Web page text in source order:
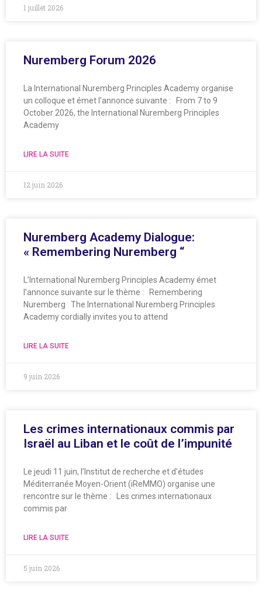
1 juillet 2026
Nuremberg Forum 2026
La International Nuremberg Principles Academy organise
un colloque et émet l’annonce suivante : From 7 to 9
October 2026, the International Nuremberg Principles
Academy
LIRE LA SUITE
12 juin 2026
Nuremberg Academy Dialogue:
« Remembering Nuremberg “
L’International Nuremberg Principles Academy émet
l’annonce suivante sur le thème : Remembering
Nuremberg The International Nuremberg Principles
Academy cordially invites you to attend
LIRE LA SUITE
9 juin 2026
Les crimes internationaux commis par
Israël au Liban et le coût de l’impunité
Le jeudi 11 juin, l’Institut de recherche et d’études
Méditerranée Moyen-Orient (iReMMO) organise une
rencontre sur le thème : Les crimes internationaux
commis par
LIRE LA SUITE
5 juin 2026